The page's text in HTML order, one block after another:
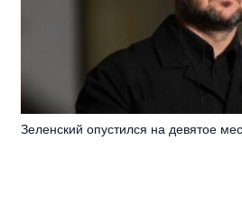
Зеленский опустился на девятое